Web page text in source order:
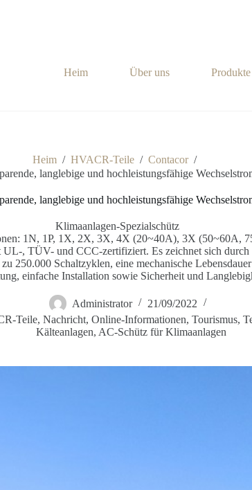
Heim Über uns Produkte
Heim / HVACR-Teile / Contacor /
langlebige und hochleistungsfähige
langlebige und hochleistungsfähige
Klimaanlagen-Spezialschütz
1N, 1P, 1X, 2X, 3X, 4X (20~40A), 3X (50~60A,
, TÜV- und CCC-zertifiziert. Es zeichnet sich
250.000 Schaltzyklen, eine mechanische
einfache Installation sowie Sicherheit und
Administrator
21/09/2022
Teile, Nachricht, Online-Informationen, Tourismus,
Kälteanlagen, AC-Schütz für Klimaanlagen